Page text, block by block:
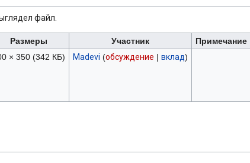
файл.
Размеры Участник
Примечание
× 350 (342 КБ) Madevi (обсуждение | вклад)